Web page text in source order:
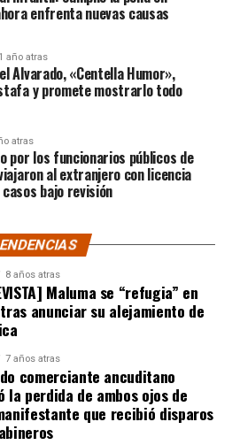
por el
aludidas no han emitido
historia, según Centella,
posteo, ha generado
en su gran mayoría, a favor
enfrenta nuevas causas
1 año atras
Alvarado, «Centella Humor»,
y promete mostrarlo todo
atras
por los funcionarios públicos de
al extranjero con licencia
bajo revisión
8 años atras
Maluma se “refugia” en
anunciar su alejamiento de
7 años atras
comerciante ancuditano
la perdida de ambos ojos de
que recibió disparos